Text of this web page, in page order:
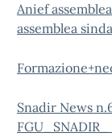
Anief
assemblea
Snadir News